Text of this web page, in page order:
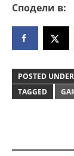
Сподели в:
POSTED UNDER
TAGGED